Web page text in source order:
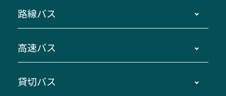
路線バス
主要停留所案内図・時刻表
路線バスのご利用方法
高速バス
南紀・VISON～横浜・東京・埼玉
貸切バス